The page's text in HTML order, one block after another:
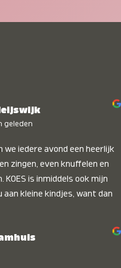
geleden
we iedere avond een heerlijk
zingen, even knuffelen en
KOES is inmiddels ook mijn
kleine kindjes, want dan